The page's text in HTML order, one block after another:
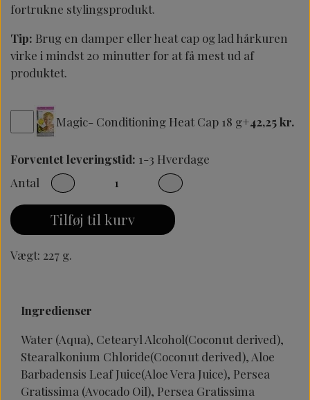
fortrukne stylingsprodukt.
Tip: Brug en damper eller heat cap og lad hårkuren
virke i mindst 20 minutter for at få mest ud af
produktet.
Magic- Conditioning Heat Cap 18 g+42,25 kr.
Forventet leveringstid: 1-3 Hverdage
Antal
Tilføj til kurv
Vægt: 227 g.
Ingredienser
Water (Aqua), Cetearyl Alcohol(Coconut derived),
Stearalkonium Chloride(Coconut derived), Aloe
Barbadensis Leaf Juice(Aloe Vera Juice), Persea
Gratissima (Avocado Oil), Persea Gratissima